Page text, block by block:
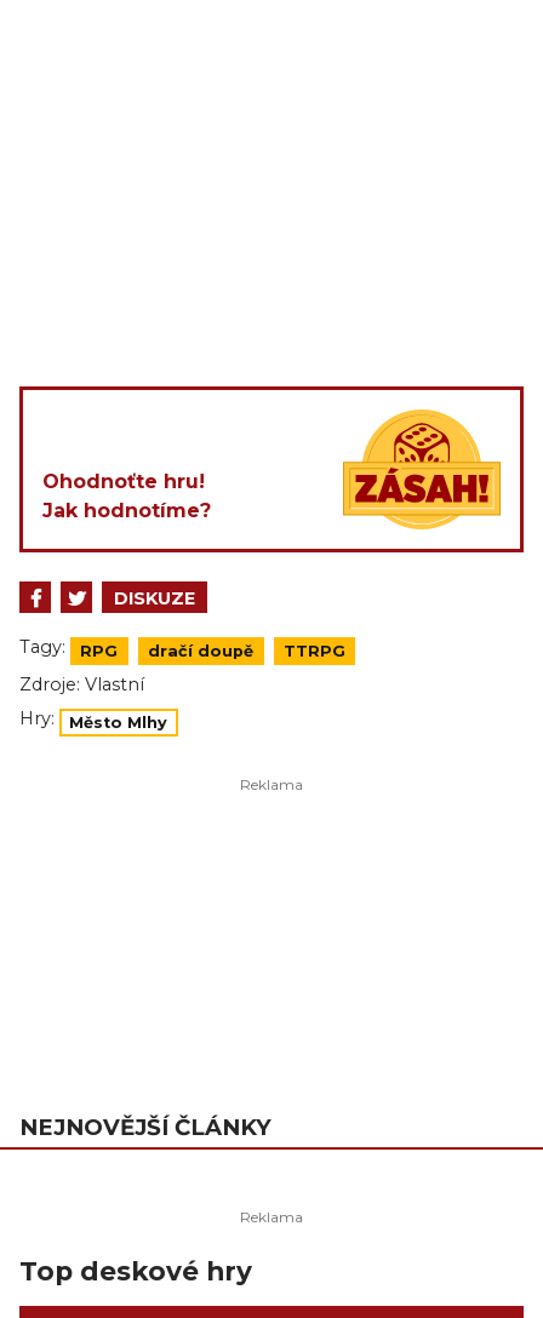
Ohodnoťte hru!
Jak hodnotíme?
DISKUZE
Tagy: RPG dračí doupě TTRPG
Zdroje: Vlastní
Hry:
Město Mlhy
NEJNOVĚJŠÍ ČLÁNKY
Top deskové hry